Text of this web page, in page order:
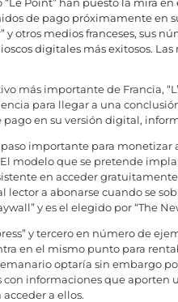
“Le Point” han puesto la mira
de pago próximamente en
y otros medios franceses, sus
digitales más exitosos.
más importante de Francia,
para llegar a una
en su versión digital,
importante para
modelo que se pretende
en acceder
lector a abonarse cuando se
y es el elegido por “The
y tercero en número de
en el mismo punto para
optaría sin embargo
informaciones que aporten
a ellos.